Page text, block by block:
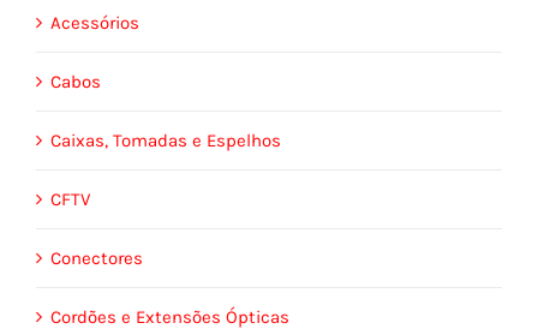
Acessórios
Cabos
Caixas, Tomadas e Espelhos
CFTV
Conectores
Cordões e Extensões Ópticas